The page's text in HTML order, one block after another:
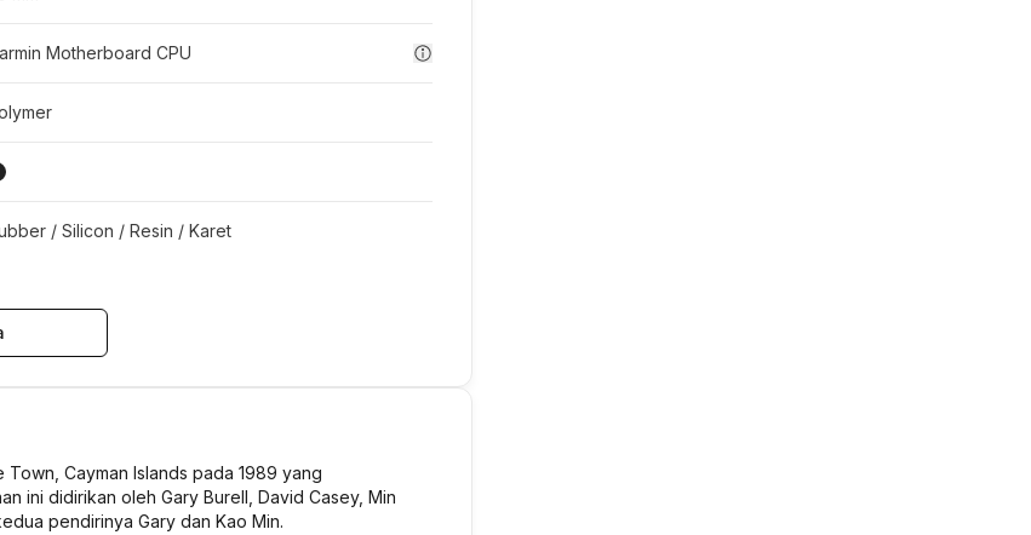
Motherboard CPU
/ Silicon / Resin / Karet
Cayman Islands pada 1989 yang
ini didirikan oleh Gary Burell, David Casey, Min
pendirinya Gary dan Kao Min.